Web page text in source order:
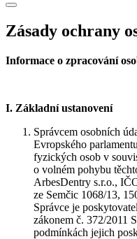
Zásady ochrany
Informace o zpracování
I. Základní
Správcem osobních
Evropského
fyzických osob v
o volném pohybu
ArbesDentry s.r.o.,
ze Semčic 1068/13,
Správce je
zákonem č. 372/2011
podmínkách jejich